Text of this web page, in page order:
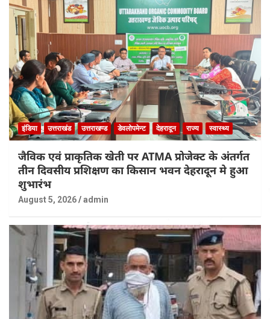
इंडिया उत्तराखंड उत्तराखण्ड डेवलोपमेन्ट देहरादून राज्य स्वास्थ्य
जैविक एवं प्राकृतिक खेती पर ATMA प्रोजेक्ट के अंतर्गत
तीन दिवसीय प्रशिक्षण का किसान भवन देहरादून मे हुआ
शुभारंभ
August 5, 2026 admin